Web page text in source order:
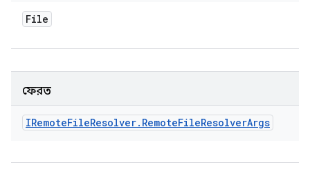
File
ফেরত
IRemoteFileResolver. RemoteFileResolverArgs